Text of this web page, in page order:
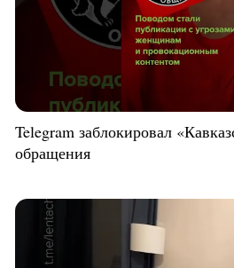
Telegram заблокировал
обращения